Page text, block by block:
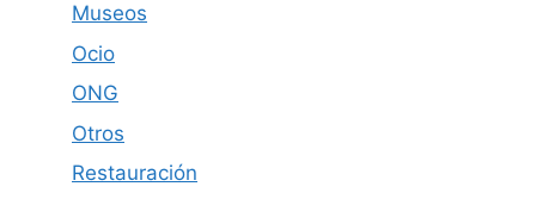
Museos
Ocio
ONG
Otros
Restauración